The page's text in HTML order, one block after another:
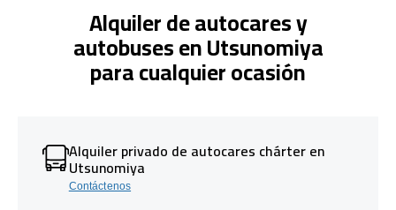
Alquiler de autocares y
autobuses en Utsunomiya
para cualquier ocasión
Alquiler privado de autocares chárter en
Utsunomiya
Contáctenos